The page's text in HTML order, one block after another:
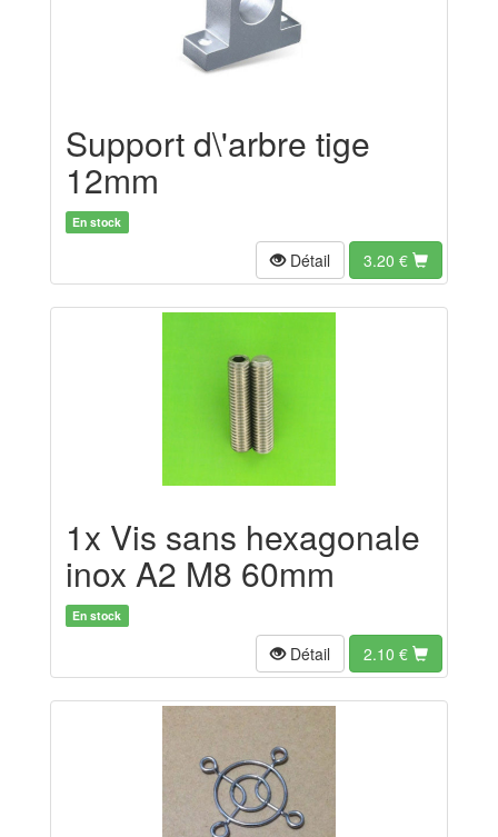
Support d\'arbre tige
12mm
En stock
Détail 3.20 €
1x Vis sans hexagonale
inox A2 M8 60mm
En stock
Détail 2.10 €